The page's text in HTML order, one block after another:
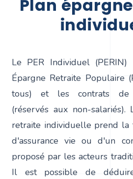
plan épargne retraite
Le PER Individuel
Épargne Retraite Populaire
tous) et les contrats de
(réservés aux non-
retraite individuelle prend la
d'assurance vie ou d'un
proposé par les acteurs
Il est possible de